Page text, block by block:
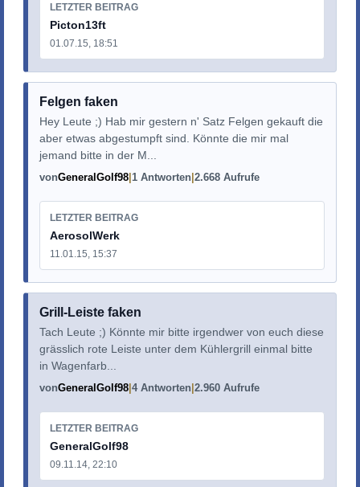
LETZTER BEITRAG
Picton13ft
01.07.15, 18:51
Felgen faken
Hey Leute ;) Hab mir gestern n' Satz Felgen gekauft die
aber etwas abgestumpft sind. Könnte die mir mal
jemand bitte in der M...
vonGeneralGolf98 1 Antworten 2.668 Aufrufe
LETZTER BEITRAG
AerosolWerk
11.01.15, 15:37
Grill-Leiste faken
Tach Leute ;) Könnte mir bitte irgendwer von euch diese
grässlich rote Leiste unter dem Kühlergrill einmal bitte
in Wagenfarb...
vonGeneralGolf98 4 Antworten 2.960 Aufrufe
LETZTER BEITRAG
GeneralGolf98
09.11.14, 22:10